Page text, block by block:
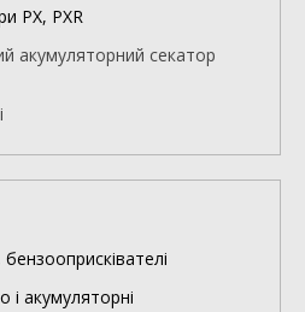
PX, PXR
акумуляторний секатор
і акумуляторні